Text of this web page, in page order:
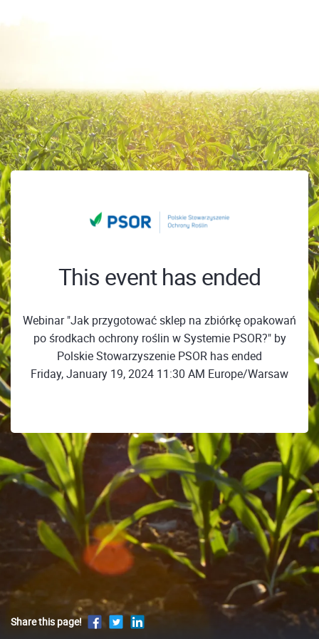
This event has ended
Webinar "Jak przygotować sklep na zbiórkę opakowań
po środkach ochrony roślin w Systemie PSOR?" by
Polskie Stowarzyszenie PSOR has ended
Friday, January 19, 2024 11:30 AM Europe/Warsaw
Share this page!